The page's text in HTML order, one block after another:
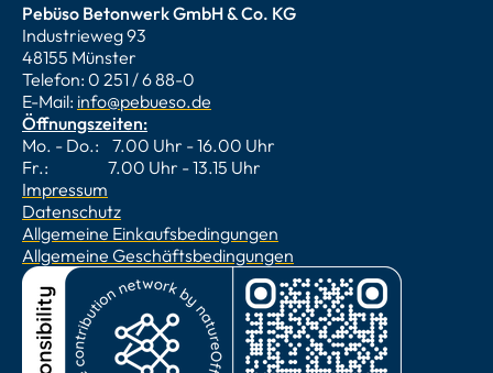
Pebüso Betonwerk GmbH & Co. KG
Industrieweg 93
48155 Münster
Telefon: 0 251 / 6 88-0
E-Mail: info@pebueso.de
Öffnungszeiten:
Mo. - Do.: 7.00 Uhr - 16.00 Uhr
Fr.: 7.00 Uhr - 13.15 Uhr
Impressum
Datenschutz
Allgemeine Einkaufsbedingungen
Allgemeine Geschäftsbedingungen